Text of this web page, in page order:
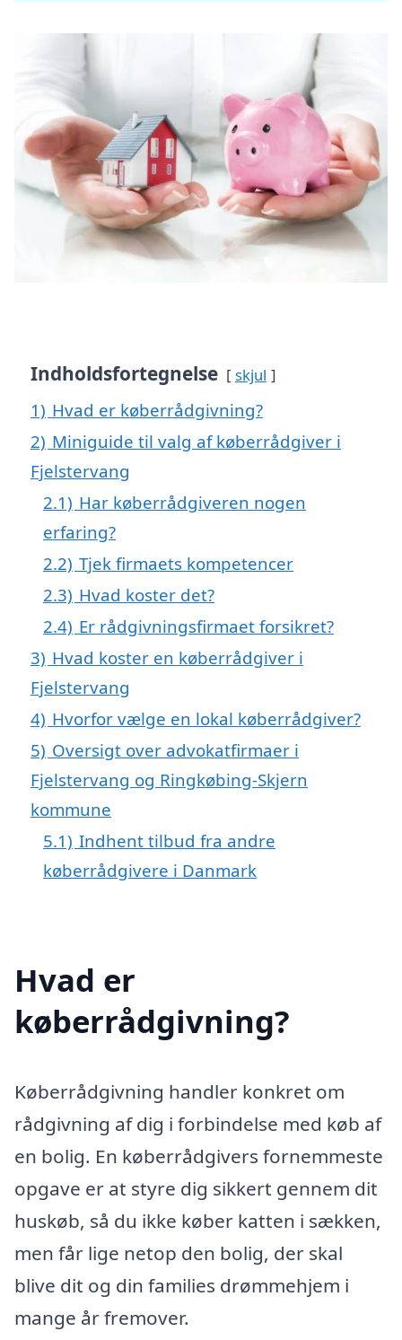
Indholdsfortegnelse skjul
1) Hvad er køberrådgivning?
2) Miniguide til valg af køberrådgiver i
Fjelstervang
2.1) Har køberrådgiveren nogen
erfaring?
2.2) Tjek firmaets kompetencer
2.3) Hvad koster det?
2.4) Er rådgivningsfirmaet forsikret?
3) Hvad koster en køberrådgiver i
Fjelstervang
4) Hvorfor vælge en lokal køberrådgiver?
5) Oversigt over advokatfirmaer i
Fjelstervang og Ringkøbing-Skjern
kommune
5.1) Indhent tilbud fra andre
køberrådgivere i Danmark
Hvad er
køberrådgivning?
Køberrådgivning handler konkret om
rådgivning af dig i forbindelse med køb af
en bolig. En køberrådgivers fornemmeste
opgave er at styre dig sikkert gennem dit
huskøb, så du ikke køber katten i sækken,
men får lige netop den bolig, der skal
blive dit og din families drømmehjem i
mange år fremover.